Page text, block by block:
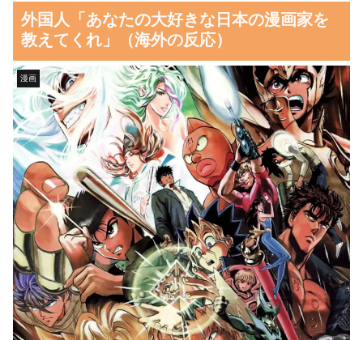
入上位国に最大100％関税…日
本は除外の可能性！
【朗報】齋藤飛鳥、前屈みで
完全に見えてる動画が拡散され
てしまう…
磁気嵐、地球由来のイオンが
主導…JAXAの衛星「あらせ」
が観測！
舌を絡ませて、唾液交換して
── ちゅっちゅしながらの濃厚
エッ画像♪
海外「日本よ、お前がナンバ
ーワンだ」 熊本地震直後の日
本の対応のスピードに世界が衝
騒ぎ！【海外の反応】
韓国人「日本の某ゲームが米
国進出した当時、アメリカ国内
で巻き起こった熱狂的ブームの
様子がこちら…」＝韓国の反応
韓国人「韓国人が『日本の地
下鉄は複雑すぎる』と感じる驚
きの理由がこちらです‥」
→「あまりの難易度の高さに冷
や汗をかいた‥」
韓国人「とある日本人が極限
まで趣味を極めまくった結果、
つい生み出してしまったものが
こちら…（ﾌﾞﾙﾌﾞﾙ」＝韓国の
外国人「あなたの大好きな日本の漫画家を
教えてくれ」（海外の反応）
漫画